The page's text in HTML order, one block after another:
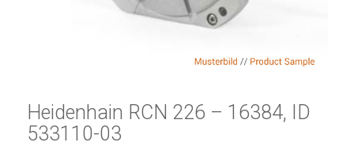
Heidenhain RCN 226 – 16384, ID
533110-03